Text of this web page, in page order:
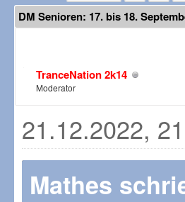
DM Senioren: 17. bis 18.
TranceNation 2k14
Moderator
21.12.2022,
Mathes